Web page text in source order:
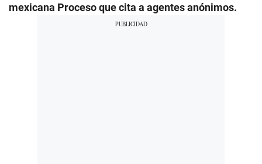
mexicana Proceso que cita a agentes anónimos.